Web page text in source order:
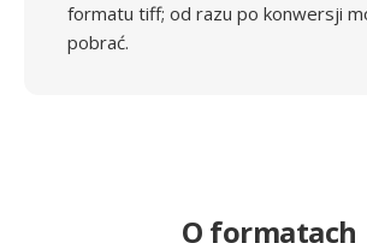
formatu tiff; od razu po konwersji
pobrać.
O formatach